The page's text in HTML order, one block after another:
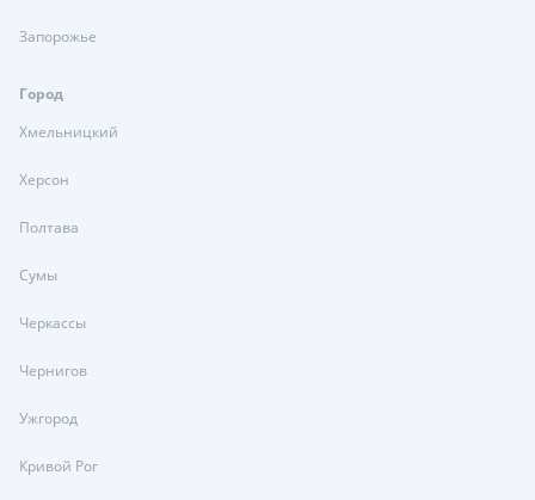
Запорожье
Город
Хмельницкий
Херсон
Полтава
Сумы
Черкассы
Чернигов
Ужгород
Кривой Рог